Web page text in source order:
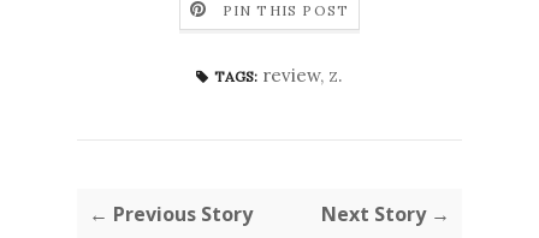
PIN THIS POST
TAGS: review, z.
← Previous Story Next Story →